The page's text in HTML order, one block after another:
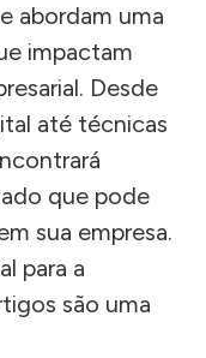
abordam uma
impactam
Desde
até técnicas
que pode
sua empresa.
para a
são uma